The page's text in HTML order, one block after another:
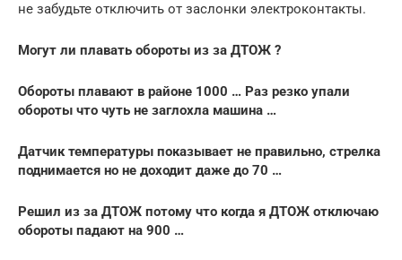
не забудьте отключить от заслонки электроконтакты.
Могут ли плавать обороты из за ДТОЖ ?
Обороты плавают в районе 1000 … Раз резко упали
обороты что чуть не заглохла машина …
Датчик температуры показывает не правильно, стрелка
поднимается но не доходит даже до 70 …
Решил из за ДТОЖ потому что когда я ДТОЖ отключаю
обороты падают на 900 …